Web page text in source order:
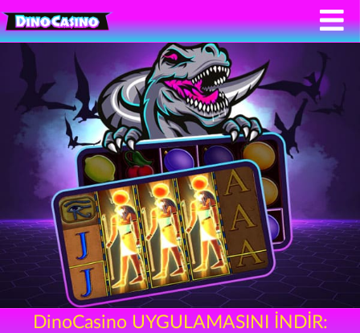
DinoCasino UYGULAMASINI İNDİR: